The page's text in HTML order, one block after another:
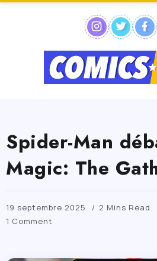
Spider-Man
Magic: The
19 septembre 2025 2 Mins Read
1 Comment